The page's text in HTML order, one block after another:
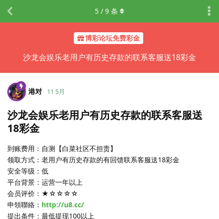
博彩论坛免费彩金
沙龙会娱乐老用户有历史存款的联系客服送18彩金
5 / 9 条
港对 11 5月
沙龙会娱乐老用户有历史存款的联系客服送
18彩金
到账费用：自测【白菜社区不担责】
领取方式：老用户有历史存款的有回馈联系客服送18彩金
安全等级：低
平台背景：运营一年以上
会员评价：★☆☆☆☆
申領聯絡： http://u8.cc/
提出条件：最低提现100以上